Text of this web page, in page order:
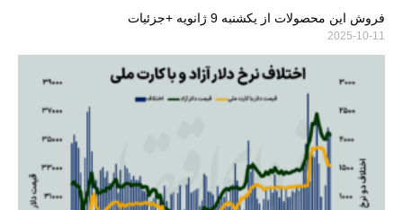
فروش این محصولات از یکشنبه 9 ژانویه +جزئیات
2025-10-11